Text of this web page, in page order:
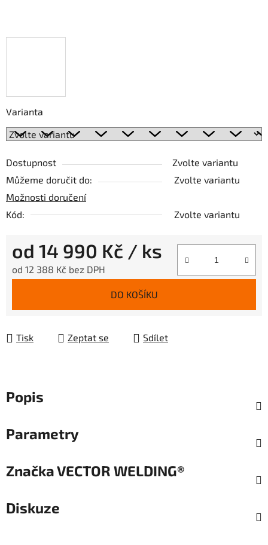
Varianta
Dostupnost
Zvolte variantu
Můžeme doručit do:
Zvolte variantu
Možnosti doručení
Kód:
Zvolte variantu
od 14 990 Kč / ks
od 12 388 Kč bez DPH
DO KOŠÍKU
Tisk Zeptat se Sdílet
Popis
Parametry
ZnačkaVECTOR WELDING®
Diskuze